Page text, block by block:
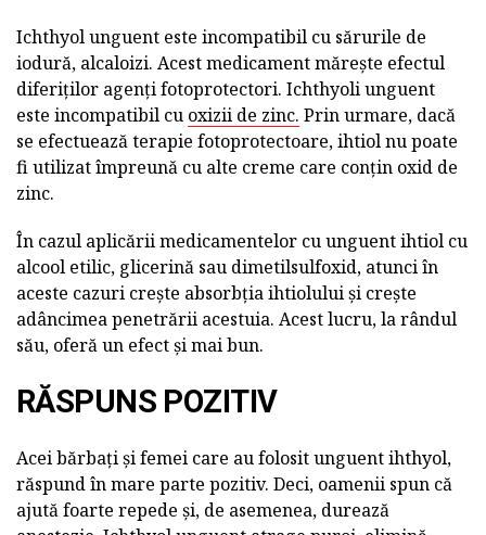
Ichthyol unguent este incompatibil cu sărurile de
iodură, alcaloizi. Acest medicament mărește efectul
diferiților agenți fotoprotectori. Ichthyoli unguent
este incompatibil cu oxizii de zinc. Prin urmare, dacă
se efectuează terapie fotoprotectoare, ihtiol nu poate
fi utilizat împreună cu alte creme care conțin oxid de
zinc.
În cazul aplicării medicamentelor cu unguent ihtiol cu
alcool etilic, glicerină sau dimetilsulfoxid, atunci în
aceste cazuri crește absorbția ihtiolului și crește
adâncimea penetrării acestuia. Acest lucru, la rândul
său, oferă un efect și mai bun.
RĂSPUNS POZITIV
Acei bărbați și femei care au folosit unguent ihthyol,
răspund în mare parte pozitiv. Deci, oamenii spun că
ajută foarte repede și, de asemenea, durează